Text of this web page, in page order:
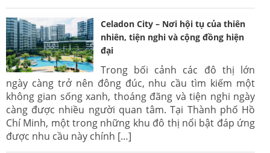
Celadon City – Nơi hội tụ của thiên
nhiên, tiện nghi và cộng đồng hiện
đại
Trong bối cảnh các đô thị lớn
ngày càng trở nên đông đúc, nhu cầu tìm kiếm một
không gian sống xanh, thoáng đãng và tiện nghi ngày
càng được nhiều người quan tâm. Tại Thành phố Hồ
Chí Minh, một trong những khu đô thị nổi bật đáp ứng
được nhu cầu này chính […]